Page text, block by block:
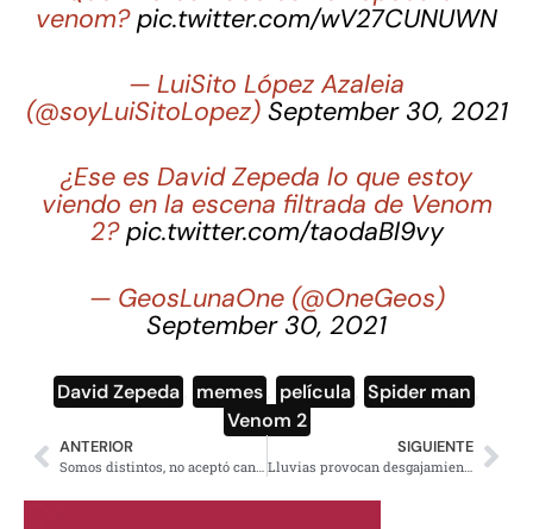
venom?pic.twitter.com/wV27CUNUWN
— LuiSito López Azaleia
(@soyLuiSitoLopez) September 30, 2021
¿Ese es David Zepeda lo que estoy
viendo en la escena filtrada de Venom
2?pic.twitter.com/taodaBl9vy
— GeosLunaOne (@OneGeos)
September 30, 2021
David Zepeda memes película Spider man
Venom 2
ANTERIOR
Somos distintos, no aceptó canonjías, responde Adán Augusto a oposición
SIGUIENTE
Lluvias provocan desgajamiento de la Sierra de Guadalupe en Ecatepec